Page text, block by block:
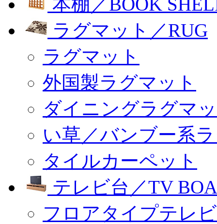
ラグマット／RUG
ラグマット
外国製ラグマット
ダイニングラグマ
い草／バンブー系
タイルカーペット
テレビ台／TV
フロアタイプテレ